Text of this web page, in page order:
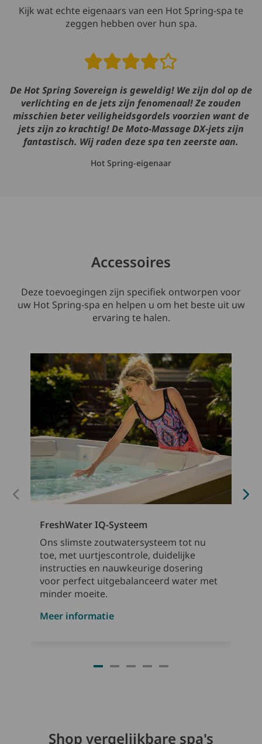
Kijk wat echte eigenaars van een Hot Spring-spa te
zeggen hebben over hun spa.
Read reviews
De Hot Spring Sovereign is geweldig! We zijn dol op de
verlichting en de jets zijn fenomenaal! Ze zouden
misschien beter veiligheidsgordels voorzien want de
jets zijn zo krachtig! De Moto-Massage DX-jets zijn
fantastisch. Wij raden deze spa ten zeerste aan.
Hot Spring-eigenaar
Accessoires
Deze toevoegingen zijn specifiek ontworpen voor
uw Hot Spring-spa en helpen u om het beste uit uw
ervaring te halen.
FreshWater IQ-Systeem
Ons slimste zoutwatersysteem tot nu
toe, met uurtjescontrole, duidelijke
instructies en nauwkeurige dosering
voor perfect uitgebalanceerd water met
minder moeite.
Meer informatie
Shop vergelijkbare spa's